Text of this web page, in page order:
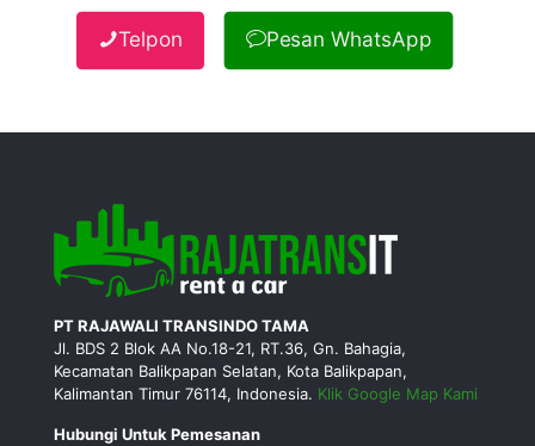
Telpon Pesan WhatsApp
PT RAJAWALI TRANSINDO TAMA
Jl. BDS 2 Blok AA No.18-21, RT.36, Gn. Bahagia,
Kecamatan Balikpapan Selatan, Kota Balikpapan,
Kalimantan Timur 76114, Indonesia. Klik Google Map Kami
Hubungi Untuk Pemesanan